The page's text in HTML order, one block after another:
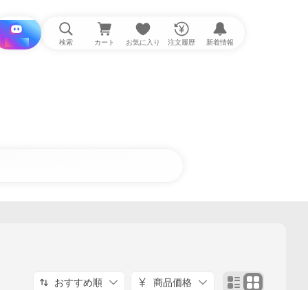
i と探す 検索 カート お気に入り 注文履歴 新着情報
おすすめ順 商品価格